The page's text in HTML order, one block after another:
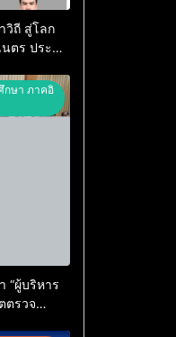
วิถี สู่โลก
ตร ประจำ
กษา ภาคอิ
“ผู้บริหาร
ตรวจ